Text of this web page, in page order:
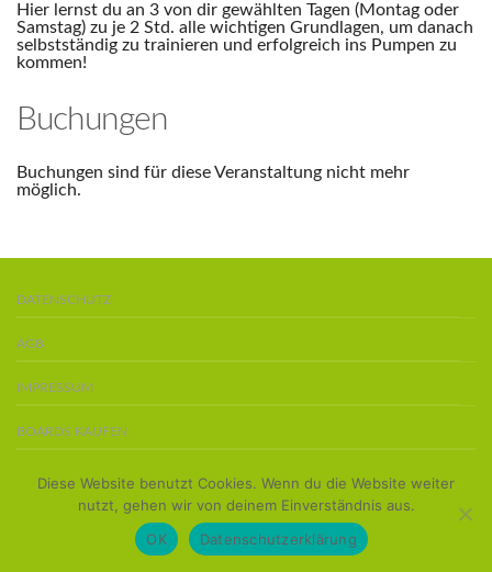
Hier lernst du an 3 von dir gewählten Tagen (Montag oder
Samstag) zu je 2 Std. alle wichtigen Grundlagen, um danach
selbstständig zu trainieren und erfolgreich ins Pumpen zu
kommen!
Buchungen
Buchungen sind für diese Veranstaltung nicht mehr
möglich.
DATENSCHUTZ
AGB
IMPRESSUM
BOARDS KAUFEN
Diese Website benutzt Cookies. Wenn du die Website weiter
nutzt, gehen wir von deinem Einverständnis aus.
OK
Datenschutzerklärung